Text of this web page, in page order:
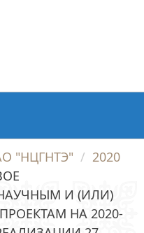
"НЦГНТЭ"
2020
И (ИЛИ)
НА 2020-